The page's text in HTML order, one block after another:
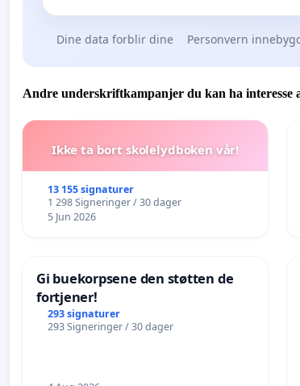
Dine data forblir dine Personvern
Andre underskriftkampanjer du kan ha interesse
Ikke ta bort skolelydboken vår!
13 155 signaturer
1 298 Signeringer / 30 dager
5 Jun 2026
Gi buekorpsene den støtten de
fortjener!
293 signaturer
293 Signeringer / 30 dager